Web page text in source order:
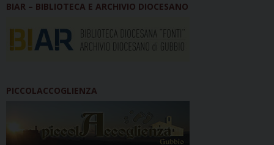
BIAR – BIBLIOTECA E ARCHIVIO DIOCESANO
PICCOLACCOGLIENZA